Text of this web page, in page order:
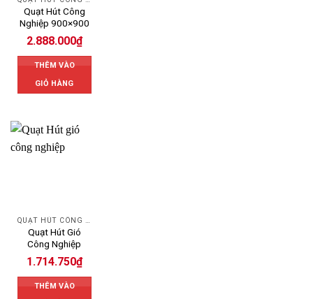
Quạt Hút Công
Nghiệp 900×900
2.888.000₫
THÊM VÀO
GIỎ HÀNG
Quạt Hút Gió
Công Nghiệp
1.714.750₫
THÊM VÀO